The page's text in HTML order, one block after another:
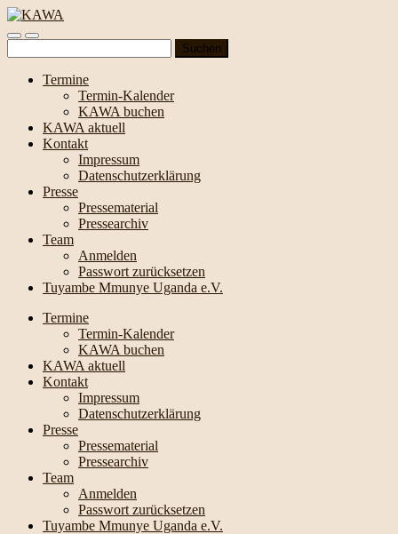
nach:
Termine
Termin-Kalender
KAWA buchen
KAWA aktuell
Kontakt
Impressum
Datenschutzerklärung
Presse
Pressematerial
Pressearchiv
Team
Anmelden
Passwort zurücksetzen
Tuyambe Mmunye Uganda e.V.
Termine
Termin-Kalender
KAWA buchen
KAWA aktuell
Kontakt
Impressum
Datenschutzerklärung
Presse
Pressematerial
Pressearchiv
Team
Anmelden
Passwort zurücksetzen
Tuyambe Mmunye Uganda e.V.